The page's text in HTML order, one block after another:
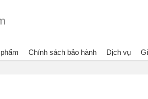
Chính sách bảo hành Dịch vụ
Đang xem: Bình chữa cháy Dragon - Vietlink Vietnam